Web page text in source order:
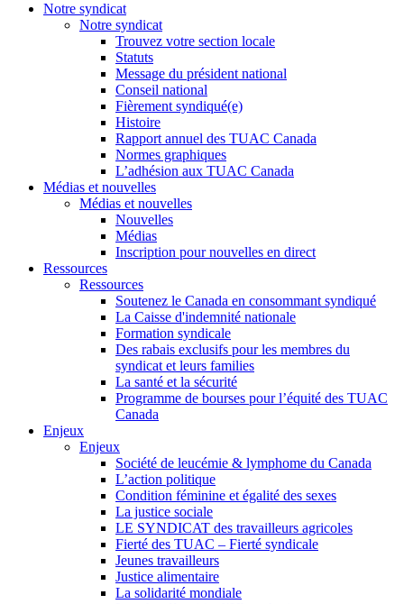
Notre syndicat
Notre syndicat
Trouvez votre section locale
Statuts
Message du président national
Conseil national
Fièrement syndiqué(e)
Histoire
Rapport annuel des TUAC Canada
Normes graphiques
L’adhésion aux TUAC Canada
Médias et nouvelles
Médias et nouvelles
Nouvelles
Médias
Inscription pour nouvelles en direct
Ressources
Ressources
Soutenez le Canada en consommant syndiqué
La Caisse d'indemnité nationale
Formation syndicale
Des rabais exclusifs pour les membres du
syndicat et leurs families
La santé et la sécurité
Programme de bourses pour l’équité des TUAC
Canada
Enjeux
Enjeux
Société de leucémie & lymphome du Canada
L’action politique
Condition féminine et égalité des sexes
La justice sociale
LE SYNDICAT des travailleurs agricoles
Fierté des TUAC – Fierté syndicale
Jeunes travailleurs
Justice alimentaire
La solidarité mondiale